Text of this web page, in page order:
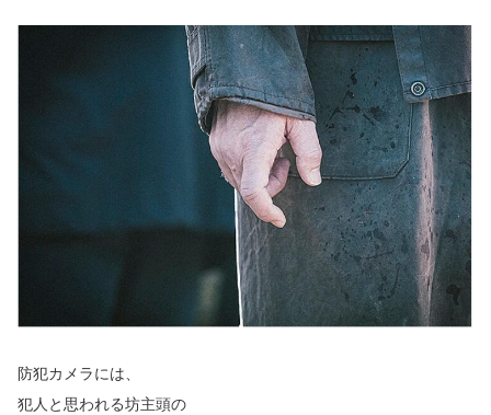
防犯カメラには、
犯人と思われる坊主頭の